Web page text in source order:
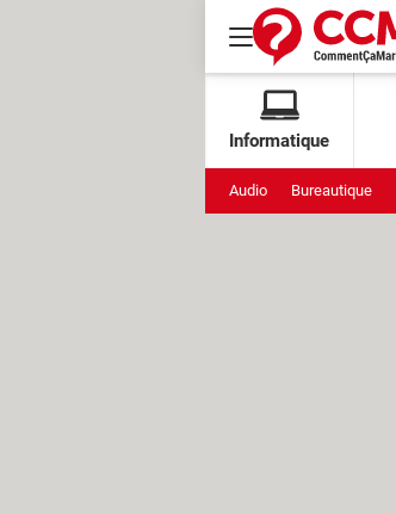
Informatique
Audio Bureautique